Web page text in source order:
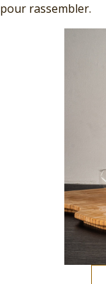
pour rassembler.